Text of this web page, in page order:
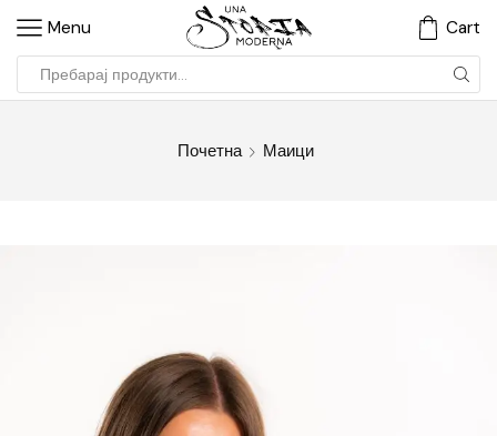
Menu Cart
Почетна Маици